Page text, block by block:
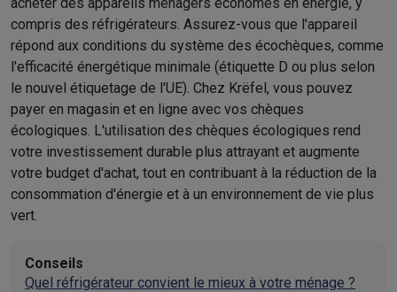
compris des réfrigérateurs. Assurez-vous que l'appareil
répond aux conditions du système des écochèques, comme
l'efficacité énergétique minimale (étiquette D ou plus selon
le nouvel étiquetage de l'UE). Chez Krëfel, vous pouvez
payer en magasin et en ligne avec vos chèques
écologiques. L'utilisation des chèques écologiques rend
votre investissement durable plus attrayant et augmente
votre budget d'achat, tout en contribuant à la réduction de la
consommation d'énergie et à un environnement de vie plus
vert.
Conseils
Quel réfrigérateur convient le mieux à votre ménage ?